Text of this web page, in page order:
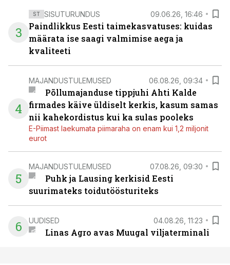
3
ST SISUTURUNDUS 09.06.26, 16:46
Paindlikkus Eesti taimekasvatuses: kuidas
määrata ise saagi valmimise aega ja
kvaliteeti
4
MAJANDUSTULEMUSED 06.08.26, 09:34
Põllumajanduse tippjuhi Ahti Kalde
firmades käive üldiselt kerkis, kasum samas
nii kahekordistus kui ka sulas pooleks
E-Piimast laekumata piimaraha on enam kui 1,2 miljonit
eurot
5
MAJANDUSTULEMUSED 07.08.26, 09:30
Puhk ja Lausing kerkisid Eesti
suurimateks toidutöösturiteks
6 UUDISED 04.08.26, 11:23
Linas Agro avas Muugal viljaterminali